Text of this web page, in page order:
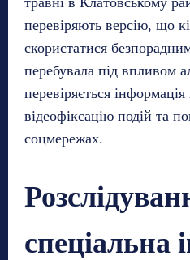
перевіряють версію, що
скористатися
перебувала під впливом
перевіряється
відеофіксацію подій та
соцмережах.
спеціальна